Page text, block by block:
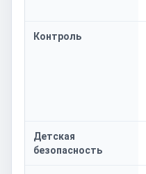
Контроль
Детская
безопасность